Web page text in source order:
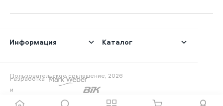
Пользовательское соглашение, 2026
Информация Каталог
Разработка
и